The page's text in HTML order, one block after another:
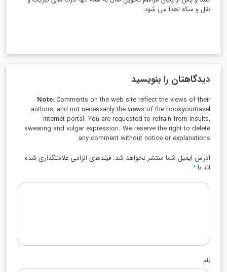
نقل و سکه اهدا می‌ شود.
دیدگاهتان را بنویسید
Note:Comments on the web site reflect the views of their
authors, and not necessarily the views of the bookyourtravel
internet portal. You are requested to refrain from insults,
swearing and vulgar expression. We reserve the right to delete
any comment without notice or explanations.
آدرس ایمیل شما منتشر نخواهد شد. فیلدهای الزامی علامتگذاری شده
اند با*
نام